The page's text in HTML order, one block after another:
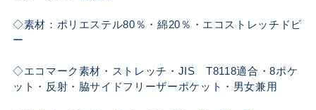
◇素材：ポリエステル80％・綿20％・エコストレッチドビ
ー
◇エコマーク素材・ストレッチ・JIS T8118適合・8ポケ
ット・反射・脇サイドフリーザーポケット・男女兼用